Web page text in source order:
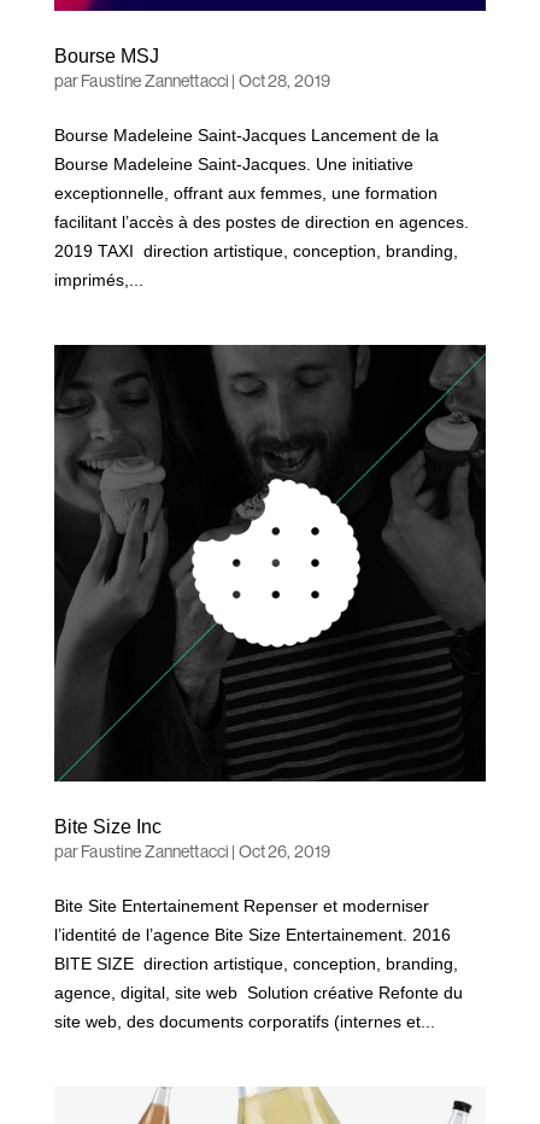
Bourse MSJ
parFaustine Zannettacci | Oct 28, 2019
Bourse Madeleine Saint-Jacques Lancement de la
Bourse Madeleine Saint-Jacques. Une initiative
exceptionnelle, offrant aux femmes, une formation
facilitant l’accès à des postes de direction en agences.
2019 TAXI direction artistique, conception, branding,
imprimés,...
Bite Size Inc
parFaustine Zannettacci | Oct 26, 2019
Bite Site Entertainement Repenser et moderniser
l’identité de l’agence Bite Size Entertainement. 2016
BITE SIZE direction artistique, conception, branding,
agence, digital, site web Solution créative Refonte du
site web, des documents corporatifs (internes et...